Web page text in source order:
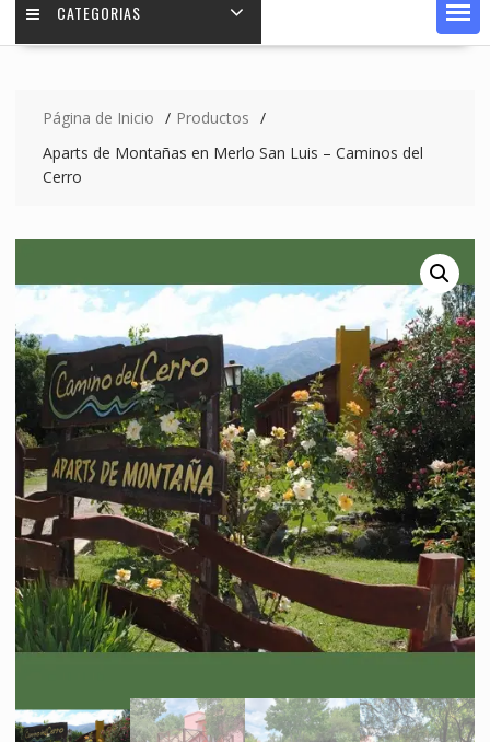
CATEGORIAS
Página de Inicio
Productos
Aparts de Montañas en Merlo San Luis – Caminos del
Cerro